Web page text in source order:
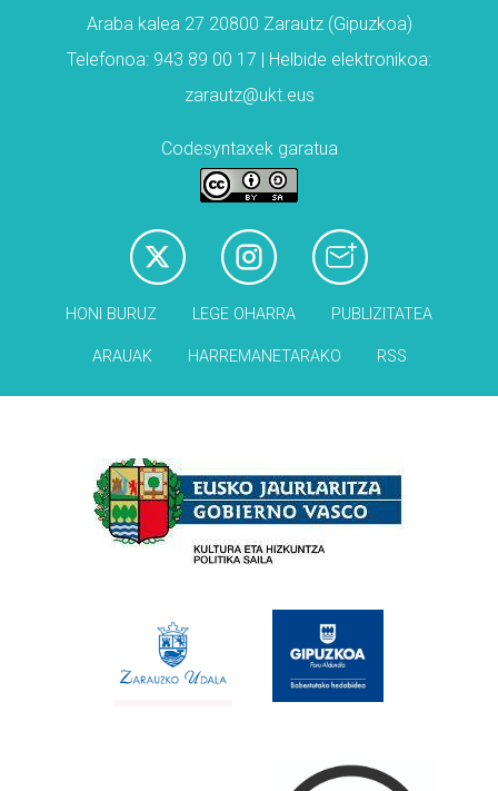
Araba kalea 27 20800 Zarautz (Gipuzkoa)
Telefonoa: 943 89 00 17 | Helbide elektronikoa:
zarautz@ukt.eus
Codesyntaxek garatua
HONI BURUZ LEGE OHARRA PUBLIZITATEA
ARAUAK HARREMANETARAKO RSS